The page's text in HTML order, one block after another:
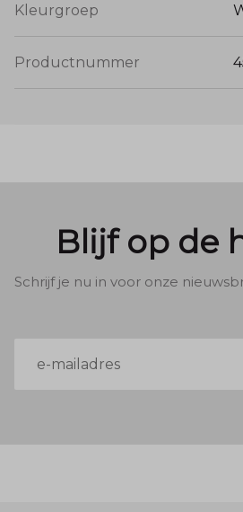
Kleurgroep
Productnummer
Blijf op de
Schrijf je nu in voor onze
mailadres